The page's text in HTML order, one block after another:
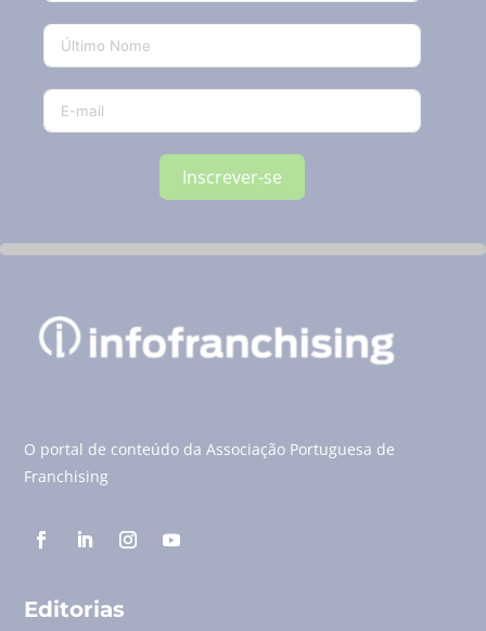
Inscrever-se
O portal de conteúdo da Associação Portuguesa de
Franchising
Editorias